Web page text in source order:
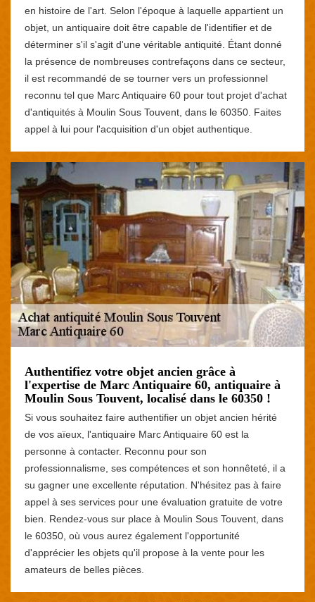
en histoire de l'art. Selon l'époque à laquelle appartient un
objet, un antiquaire doit être capable de l'identifier et de
déterminer s'il s'agit d'une véritable antiquité. Étant donné
la présence de nombreuses contrefaçons dans ce secteur,
il est recommandé de se tourner vers un professionnel
reconnu tel que Marc Antiquaire 60 pour tout projet d'achat
d'antiquités à Moulin Sous Touvent, dans le 60350. Faites
appel à lui pour l'acquisition d'un objet authentique.
Authentifiez votre objet ancien grâce à
l'expertise de Marc Antiquaire 60, antiquaire à
Moulin Sous Touvent, localisé dans le 60350 !
Si vous souhaitez faire authentifier un objet ancien hérité
de vos aïeux, l'antiquaire Marc Antiquaire 60 est la
personne à contacter. Reconnu pour son
professionnalisme, ses compétences et son honnêteté, il a
su gagner une excellente réputation. N'hésitez pas à faire
appel à ses services pour une évaluation gratuite de votre
bien. Rendez-vous sur place à Moulin Sous Touvent, dans
le 60350, où vous aurez également l'opportunité
d'apprécier les objets qu'il propose à la vente pour les
amateurs de belles pièces.